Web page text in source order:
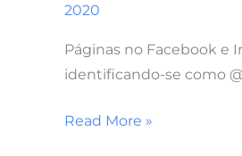
2020
Páginas no Facebook e
identificando-se como
Read More »